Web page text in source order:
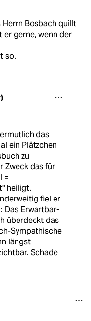
Herrn Bosbach quillt
er gerne, wenn der
so.
das
ein Plätzchen
zu
Zweck das für
=
heiligt.
fiel er
Das Erwartbar-
überdeckt das
Sympathische
längst
Schade